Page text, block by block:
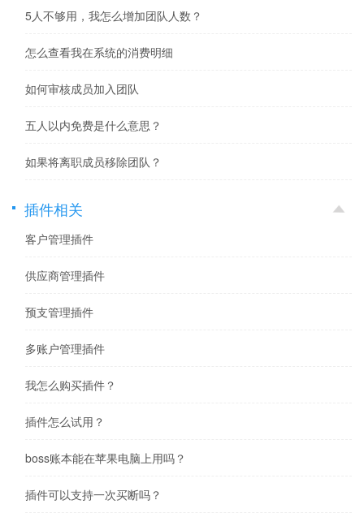
5人不够用，我怎么增加团队人数？
怎么查看我在系统的消费明细
如何审核成员加入团队
五人以内免费是什么意思？
如果将离职成员移除团队？
插件相关
客户管理插件
供应商管理插件
预支管理插件
多账户管理插件
我怎么购买插件？
插件怎么试用？
boss账本能在苹果电脑上用吗？
插件可以支持一次买断吗？